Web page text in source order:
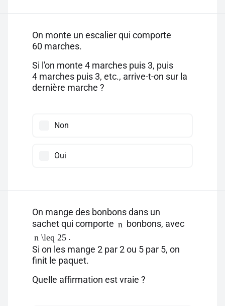
On monte un escalier qui comporte
60 marches.
Si l'on monte 4 marches puis 3, puis
4 marches puis 3, etc., arrive-t-on sur la
dernière marche ?
Non
Oui
On mange des bonbons dans un
sachet qui comporte n bonbons, avec
n \leq 25 .
Si on les mange 2 par 2 ou 5 par 5, on
finit le paquet.
Quelle affirmation est vraie ?